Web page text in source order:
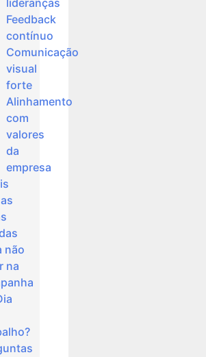
lideranças
Feedback
contínuo
Comunicação
visual
forte
Alinhamento
com
valores
da
empresa
não
na